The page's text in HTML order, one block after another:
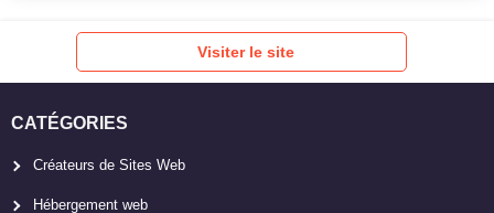
Visiter le site
CATÉGORIES
Créateurs de Sites Web
Hébergement web